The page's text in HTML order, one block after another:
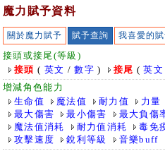
魔力賦予資料
關於魔力賦予 賦予查詢 我喜愛的
接頭或接尾(等級)
接頭 ( 英文 /數字 ) 接尾 (英文
增減角色能力
生命值
魔法值 耐力值
力量
最大傷害
最小傷害
最大負傷
魔法值消耗
耐力值消耗
毒免
攻擊速度
銳利等級
音樂buff